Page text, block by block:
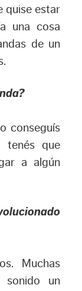
quise estar
una cosa
de un
conseguís
tenés que
a algún
Muchas
sonido un